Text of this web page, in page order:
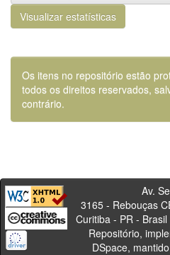
Visualizar estatísticas
Os itens no repositório estão
todos os direitos reservados,
contrário.
Av. Sete de
3165 - Rebouças
Curitiba -
Repositório,
DSpace,